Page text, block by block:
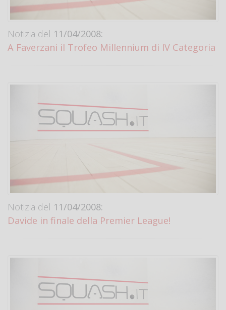
Notizia del 11/04/2008:
A Faverzani il Trofeo Millennium di IV Categoria
Notizia del 11/04/2008:
Davide in finale della Premier League!